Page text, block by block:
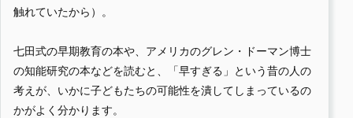
触れていたから）。
七田式の早期教育の本や、アメリカのグレン・ドーマン博士
の知能研究の本などを読むと、「早すぎる」という昔の人の
考えが、いかに子どもたちの可能性を潰してしまっているの
かがよく分かります。